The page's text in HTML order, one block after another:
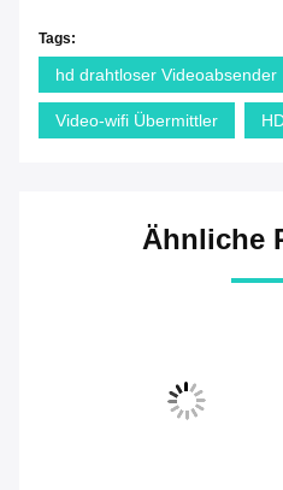
Tags:
hd drahtloser Videoabsender
Video-wifi Übermittler
Ähnliche